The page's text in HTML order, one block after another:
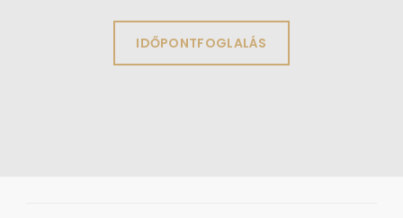
IDŐPONTFOGLALÁS